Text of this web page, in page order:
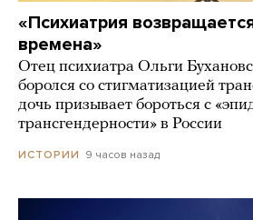
«Психиатрия
времена»
Отец психиатра Ольги
боролся со стигматизацией
дочь призывает бороться с
трансгендерности» в России
ИСТОРИИ 9 часов назад